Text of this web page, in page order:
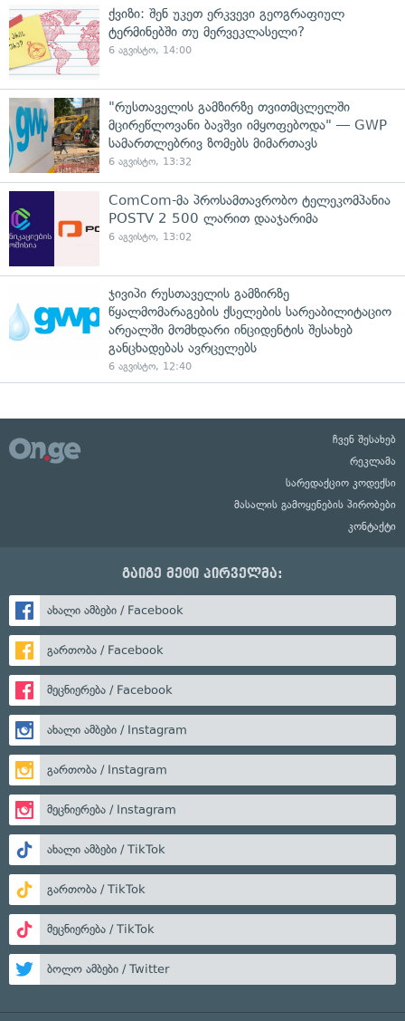
ქვიზი: შენ უკეთ ერკვევი გეოგრაფიულ
ტერმინებში თუ მერვეკლასელი?
6 აგვისტო, 14:00
"რუსთაველის გამზირზე თვითმცლელში
მცირეწლოვანი ბავშვი იმყოფებოდა" — GWP
სამართლებრივ ზომებს მიმართავს
6 აგვისტო, 13:32
ComCom-მა პროსამთავრობო ტელეკომპანია
POSTV 2 500 ლარით დააჯარიმა
6 აგვისტო, 13:02
ჯივიპი რუსთაველის გამზირზე
წყალმომარაგების ქსელების სარეაბილიტაციო
არეალში მომხდარი ინციდენტის შესახებ
განცხადებას ავრცელებს
6 აგვისტო, 12:40
ჩვენ შესახებ
რეკლამა
სარედაქციო კოდექსი
მასალის გამოყენების პირობები
კონტაქტი
გაიგე მეტი პირველმა:
ახალი ამბები / Facebook
გართობა / Facebook
მეცნიერება / Facebook
ახალი ამბები / Instagram
გართობა / Instagram
მეცნიერება / Instagram
ახალი ამბები / TikTok
გართობა / TikTok
მეცნიერება / TikTok
ბოლო ამბები / Twitter